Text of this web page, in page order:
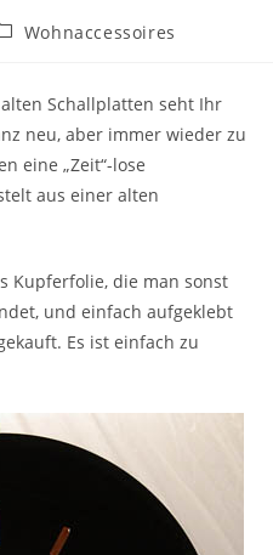
Wohnaccessoires
Schallplatten seht Ihr
neu, aber immer wieder zu
eine „Zeit“-lose
aus einer alten
Kupferfolie, die man sonst
und einfach aufgeklebt
Es ist einfach zu